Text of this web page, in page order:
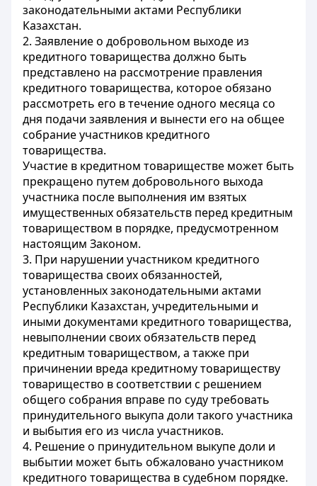
законодательными актами Республики
Казахстан.
2. Заявление о добровольном выходе из
кредитного товарищества должно быть
представлено на рассмотрение правления
кредитного товарищества, которое обязано
рассмотреть его в течение одного месяца со
дня подачи заявления и вынести его на общее
собрание участников кредитного
товарищества.
Участие в кредитном товариществе может быть
прекращено путем добровольного выхода
участника после выполнения им взятых
имущественных обязательств перед кредитным
товариществом в порядке, предусмотренном
настоящим Законом.
3. При нарушении участником кредитного
товарищества своих обязанностей,
установленных законодательными актами
Республики Казахстан, учредительными и
иными документами кредитного товарищества,
невыполнении своих обязательств перед
кредитным товариществом, а также при
причинении вреда кредитному товариществу
товарищество в соответствии с решением
общего собрания вправе по суду требовать
принудительного выкупа доли такого участника
и выбытия его из числа участников.
4. Решение о принудительном выкупе доли и
выбытии может быть обжаловано участником
кредитного товарищества в судебном порядке.